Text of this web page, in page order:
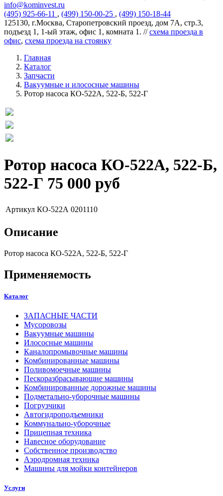
info@kominvest.ru
(495) 925-66-11 , (499) 150-00-25 , (499) 150-18-44
125130, г.Москва, Старопетровский проезд, дом 7А, стр.3,
подъезд 1, 1-ый этаж, офис 1, комната 1. //схема проезда в
офис, схема проезда на стоянку
Главная
Каталог
Запчасти
Вакуумные и илососные машины
Ротор насоса КО-522А, 522-Б, 522-Г
Ротор насоса КО-522А, 522-Б,
522-Г 75 000 руб
Артикул КО-522А 0201110
Описание
Ротор насоса КО-522А, 522-Б, 522-Г
Применяемость
Каталог
ЗАПАСНЫЕ ЧАСТИ
Мусоровозы
Вакуумные машины
Илососные машины
Каналопромывочные машины
Комбинированные машины
Поливомоечные машины
Пескоразбрасывающие машины
Комбинированные дорожные машины
Подметально-уборочные машины
Погрузчики
Автогидроподъемники
Коммунально-уборочные
Прицепная техника
Навесное оборудование
Собственное производство
Аэродромная техника
Машины для мойки контейнеров
Услуги